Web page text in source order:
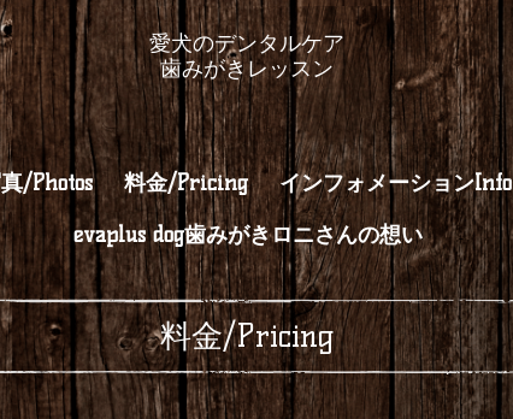
愛犬のデンタルケア
歯みがきレッスン
/Photos 料金/Pricing インフォメーションInfo
evaplus dog歯みがきロニさんの想い
料金/Pricing